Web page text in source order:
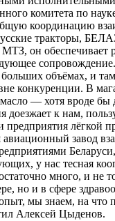
комитета по
координацию
тракторы,
МТЗ, он обеспечивает
больших объёмах, и
конкуренции. В
— хотя вроде бы
доезжает к нам,
предприятия лёгкой
завод
у нас тесная
много, и не
но и в сфере
мы знаем, на что
Алексей Цыденов.